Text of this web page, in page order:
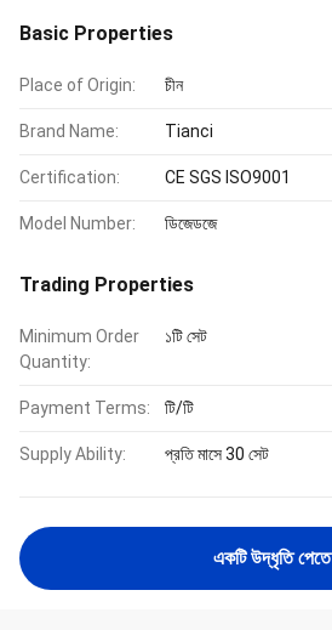
Basic Properties
Place of Origin: চীন
Brand Name: Tianci
Certification: CE SGS ISO9001
Model Number: ডিজেডজে
Trading Properties
Minimum Order
Quantity:
১টি সেট
Payment Terms: টি/টি
Supply Ability: প্রতি মাসে 30 সেট
একটি উদ্ধৃতি পেতে